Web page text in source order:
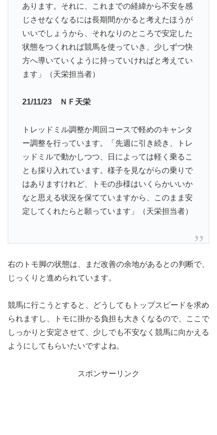
あります。それに、これまでの経緯から不安を感
じさせなくなるには長期間かかると考えたほうが
いいでしょうから、それなりのところで安定した
状態をつくれれば競馬を使っていき、少しずつ快
方へ導いていくように持っていければと考えてい
ます」（天栄担当者）
21/11/23 ＮＦ天栄
トレッドミル調整か周回コースで軽めのキャンタ
ー調整を行っています。「先週に引き続き、トレ
ッドミルで動かしつつ、日によっては軽く乗るこ
とも採り入れています。様子を見ながらの乗りで
はありますけれど、トモの歩様はいくらかいいか
なと思える状況を保てていますから、このまま安
定してくれたらと願っています」（天栄担当者）
右のトモ脚の状態は、まだ改善の余地があるとの判断で、
じっくりと進められています。
競馬に行こうとすると、どうしてもトップスピードを求め
られますし、トモに掛かる負担も大きくなるので、ここで
しっかりと安定させて、少しでも不安なく競馬に向かえる
ようにしてもらいたいですよね。
スポンサーリンク